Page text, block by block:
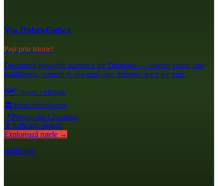
Via DobroGetica
Pași prin istorie!
Descoperă poveștile autentice ale Dobrogei — biserici vechi, sate
tradiționale, oameni și obiceiuri care definesc acest loc unic.
🗺️5 trasee culturale
🏛️Situri arheologice
📍Plecare din Constanța
📱 Aplicație mobilă
Explorează rutele →
publicitate